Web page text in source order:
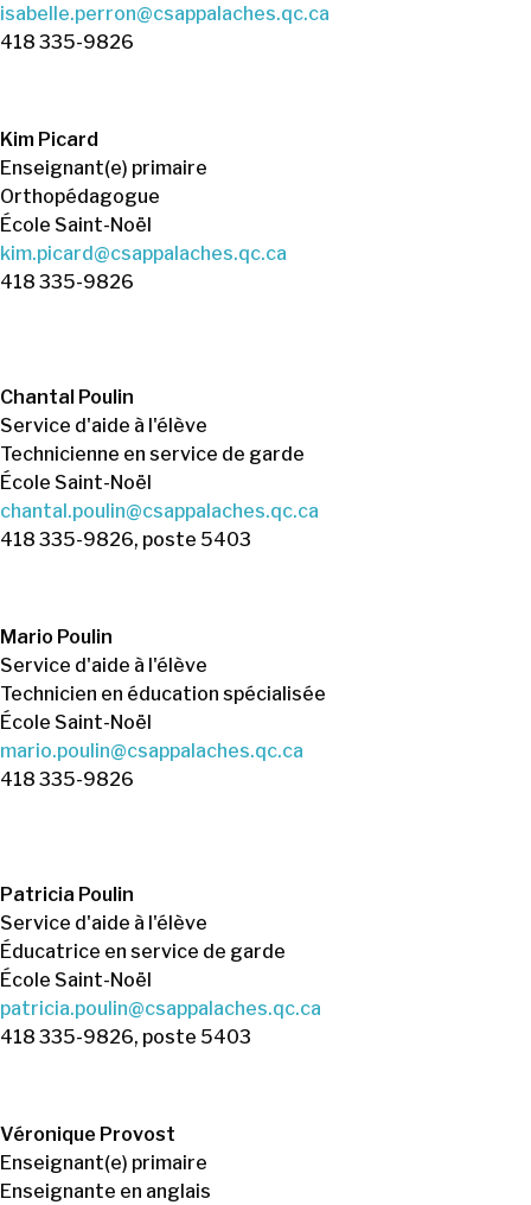
isabelle.perron@csappalaches.qc.ca
418 335-9826
Kim Picard
Enseignant(e) primaire
Orthopédagogue
École Saint-Noël
kim.picard@csappalaches.qc.ca
418 335-9826
Chantal Poulin
Service d'aide à l'élève
Technicienne en service de garde
École Saint-Noël
chantal.poulin@csappalaches.qc.ca
418 335-9826, poste 5403
Mario Poulin
Service d'aide à l'élève
Technicien en éducation spécialisée
École Saint-Noël
mario.poulin@csappalaches.qc.ca
418 335-9826
Patricia Poulin
Service d'aide à l'élève
Éducatrice en service de garde
École Saint-Noël
patricia.poulin@csappalaches.qc.ca
418 335-9826, poste 5403
Véronique Provost
Enseignant(e) primaire
Enseignante en anglais